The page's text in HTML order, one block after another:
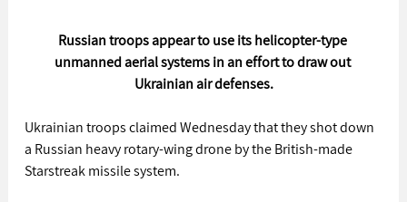
Russian troops appear to use its helicopter-type
unmanned aerial systems in an effort to draw out
Ukrainian air defenses.
Ukrainian troops claimed Wednesday that they shot down
a Russian heavy rotary-wing drone by the British-made
Starstreak missile system.